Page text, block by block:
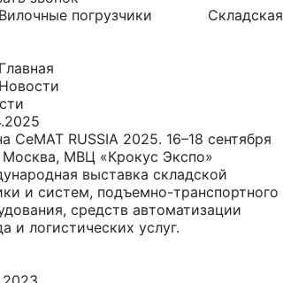
Вилочные погрузчики
Главная
Новости
CeMAT RUSSIA 2025. 16–18 сентября
МВЦ «Крокус Экспо»
выставка складской
и систем, подъемно-транспортного
средств автоматизации
и логистических услуг.